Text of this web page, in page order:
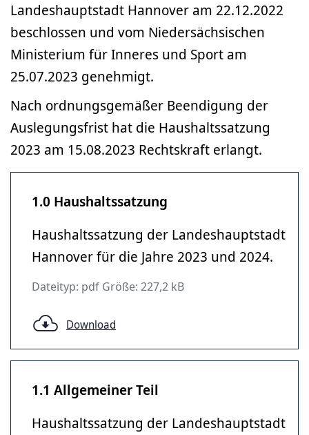
Landeshauptstadt Hannover am 22.12.2022
beschlossen und vom Niedersächsischen
Ministerium für Inneres und Sport am
25.07.2023 genehmigt.
Nach ordnungsgemäßer Beendigung der
Auslegungsfrist hat die Haushaltssatzung
2023 am 15.08.2023 Rechtskraft erlangt.
1.0 Haushaltssatzung
Haushaltssatzung der Landeshauptstadt
Hannover für die Jahre 2023 und 2024.
Dateityp: pdf Größe: 227,2 kB
Download
1.1 Allgemeiner Teil
Haushaltssatzung der Landeshauptstadt